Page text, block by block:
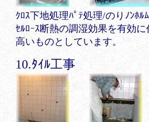
ｸﾛｽ下地処理ﾊﾟﾃ処理/のりﾉﾝﾎﾙ
ｾﾙﾛｰｽ断熱の調湿効果を有効
高いものとしています。
10.ﾀｲﾙ工事